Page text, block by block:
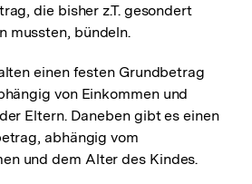
die bisher z.T. gesondert
mussten, bündeln.
einen festen Grundbetrag
von Einkommen und
Eltern. Daneben gibt es einen
abhängig vom
und dem Alter des Kindes.